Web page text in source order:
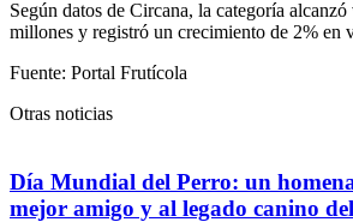
Según datos de Circana, la categoría
millones y registró un crecimiento de 2% en
Fuente: Portal Frutícola
Otras noticias
Día Mundial del Perro: un
mejor amigo y al legado canino